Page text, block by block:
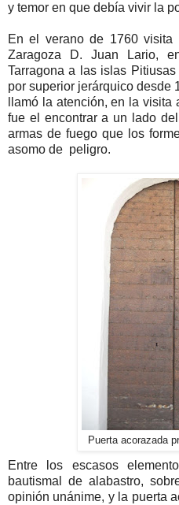
y temor en que debía vivir la
En el verano de 1760
Zaragoza D. Juan Lario,
Tarragona a las islas
por superior jerárquico desde
llamó la atención, en la
fue el encontrar a un lado
armas de fuego que los
asomo de peligro.
Puerta acorazada
Entre los escasos
bautismal de alabastro,
opinión unánime, y la puerta